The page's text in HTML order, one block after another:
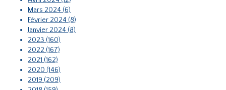
Mars 2024 (6)
Février 2024 (8)
Janvier 2024 (8)
2023 (160)
2022 (167)
2021 (162)
2020 (146)
2019 (209)